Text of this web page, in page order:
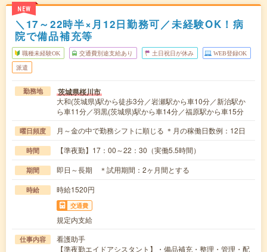
NEW
＼17～22時半×月12日勤務可／未経験OK！病
院で備品補充等
職種未経験OK 交通費別途支給あり 土日祝日が休み WEB登録OK
派遣
勤務地 茨城県桜川市
大和(茨城県)駅から徒歩3分／岩瀬駅から車10分／新治駅か
ら車11分／羽黒(茨城県)駅から車14分／福原駅から車15分
曜日頻度 月～金の中で勤務シフトに順じる ＊月の稼働日数例：12日
時間 【準夜勤】17：00～22：30（実働5.5時間）
期間 即日～長期 ＊試用期間：2ヶ月間とする
時給 時給1520円
交通費
規定内支給
仕事内容
看護助手
【準夜勤エイドアシスタント】・備品補充・整理・管理・配